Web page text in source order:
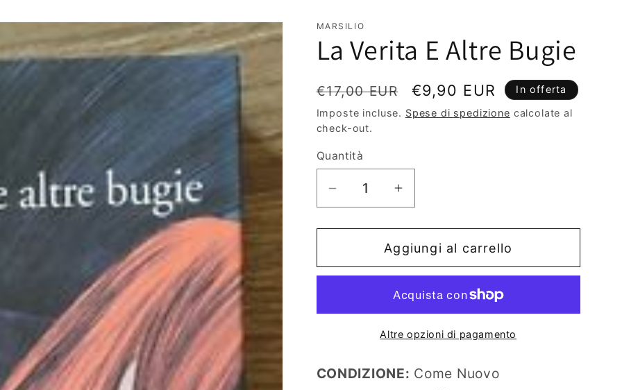
A
e
a
g
o
g
f
c
MARSILIO
La Verita E Altre Bugie
Prezzo
di
listino
€17,00 EUR
Prezzo
scontato
€9,90 EUR In offerta
Imposte incluse. Spese di spedizione calcolate al
check-out.
Quantità
Diminuisci
per
Verita
Aumenta
per
La
Verita
Altre
Aggiungi al carrello
Altre opzioni di pagamento
CONDIZIONE: Come Nuovo